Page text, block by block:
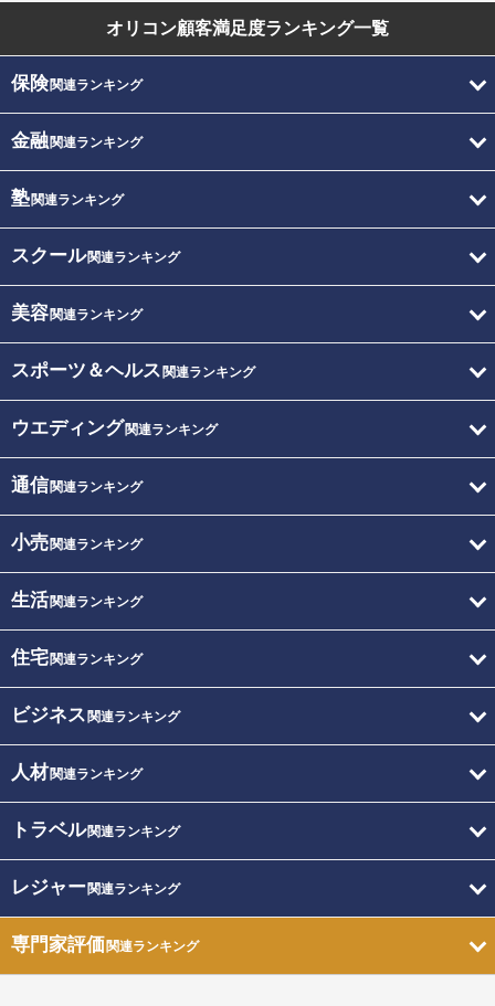
オリコン顧客満足度ランキング一覧
保険関連ランキング
金融関連ランキング
塾関連ランキング
スクール関連ランキング
美容関連ランキング
スポーツ＆ヘルス 関連ランキング
ウエディング関連ランキング
通信関連ランキング
小売関連ランキング
生活関連ランキング
住宅関連ランキング
ビジネス 関連ランキング
人材関連ランキング
トラベル関連ランキング
レジャー関連ランキング
専門家評価関連ランキング